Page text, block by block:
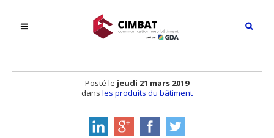
Posté le jeudi 21 mars 2019
dans les produits du bâtiment